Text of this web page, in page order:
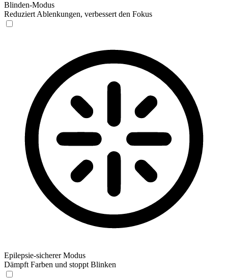
Blinden-Modus
Reduziert Ablenkungen, verbessert den Fokus
Epilepsie-sicherer Modus
Dämpft Farben und stoppt Blinken